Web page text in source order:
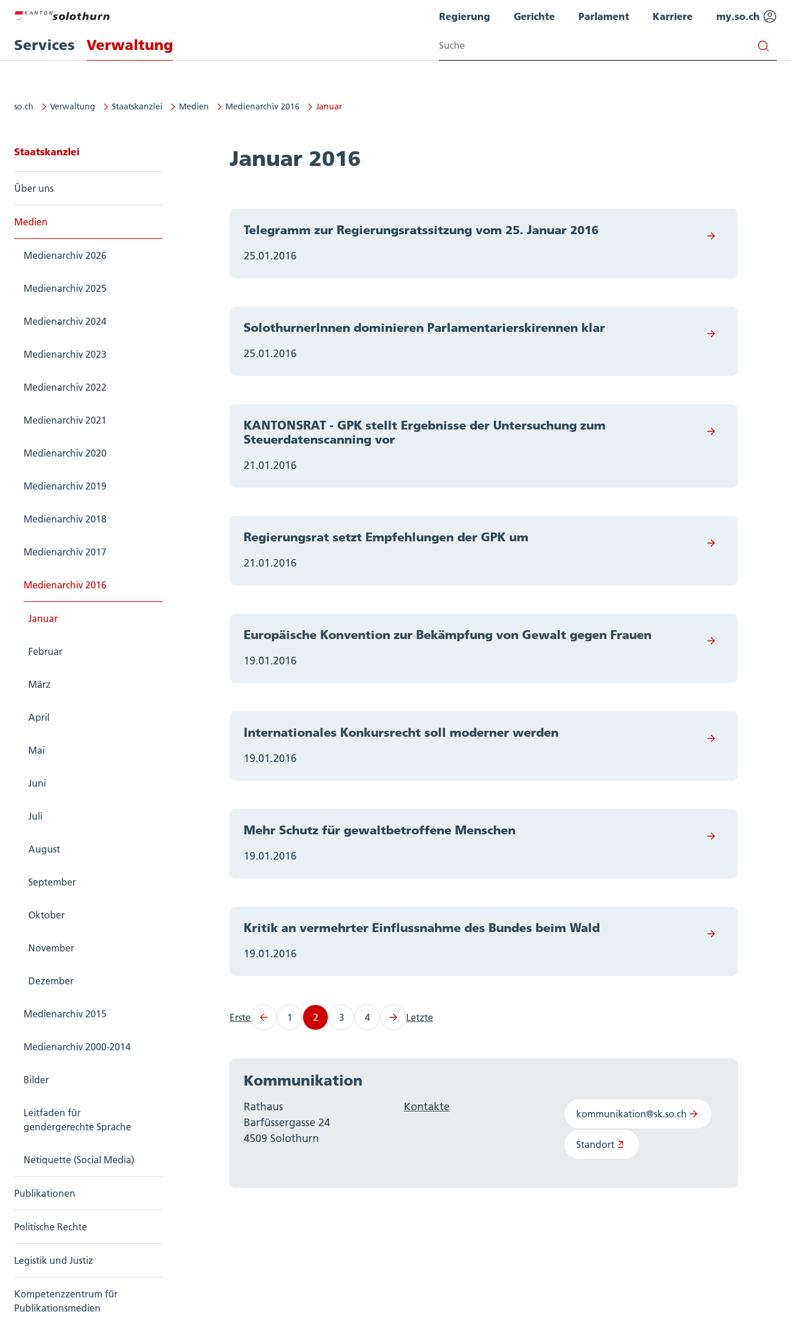
Services Verwaltung
Regierung Gerichte Parlament Karriere my.so.ch
Suchen
so.ch Verwaltung Staatskanzlei Medien Medienarchiv 2016 Januar
Seitennavigation: Staatskanzlei
Staatskanzlei
Über uns
Medien
Medienarchiv 2026
Medienarchiv 2025
Medienarchiv 2024
Medienarchiv 2023
Medienarchiv 2022
Medienarchiv 2021
Medienarchiv 2020
Medienarchiv 2019
Medienarchiv 2018
Medienarchiv 2017
Medienarchiv 2016
Januar
Februar
März
April
Mai
Juni
Juli
August
September
Oktober
November
Dezember
Medienarchiv 2015
Medienarchiv 2000-2014
Bilder
Leitfaden für
gendergerechte Sprache
Netiquette (Social Media)
Publikationen
Politische Rechte
Legistik und Justiz
Kompetenzzentrum für
Publikationsmedien
Januar 2016
Telegramm zur Regierungsratssitzung vom 25. Januar 2016
25.01.2016
SolothurnerInnen dominieren Parlamentarierskirennen klar
25.01.2016
KANTONSRAT - GPK stellt Ergebnisse der Untersuchung zum
Steuerdatenscanning vor
21.01.2016
Regierungsrat setzt Empfehlungen der GPK um
21.01.2016
Europäische Konvention zur Bekämpfung von Gewalt gegen Frauen
19.01.2016
Internationales Konkursrecht soll moderner werden
19.01.2016
Mehr Schutz für gewaltbetroffene Menschen
19.01.2016
Kritik an vermehrter Einflussnahme des Bundes beim Wald
19.01.2016
Erste 1 2 3 4 Letzte
Kommunikation
Rathaus
Barfüssergasse 24
4509 Solothurn
Kontakte
kommunikation@sk.so.ch
Standort